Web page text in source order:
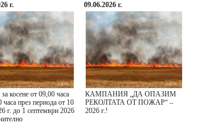
г.
косене от 09,00 часа
часа през периода от 10
г. до 1 септември 2026
09.06.2026 г.
КАМПАНИЯ „ДА ОПАЗИМ
РЕКОЛТАТА ОТ ПОЖАР“ –
2026 г.!